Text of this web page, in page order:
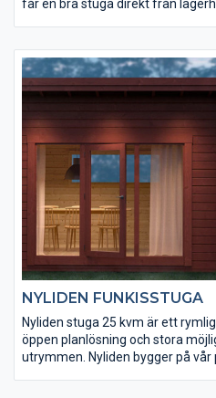
får en bra stuga direkt från
NYLIDEN FUNKISSTUGA
Nyliden stuga 25 kvm är ett
öppen planlösning och stora
utrymmen. Nyliden bygger på